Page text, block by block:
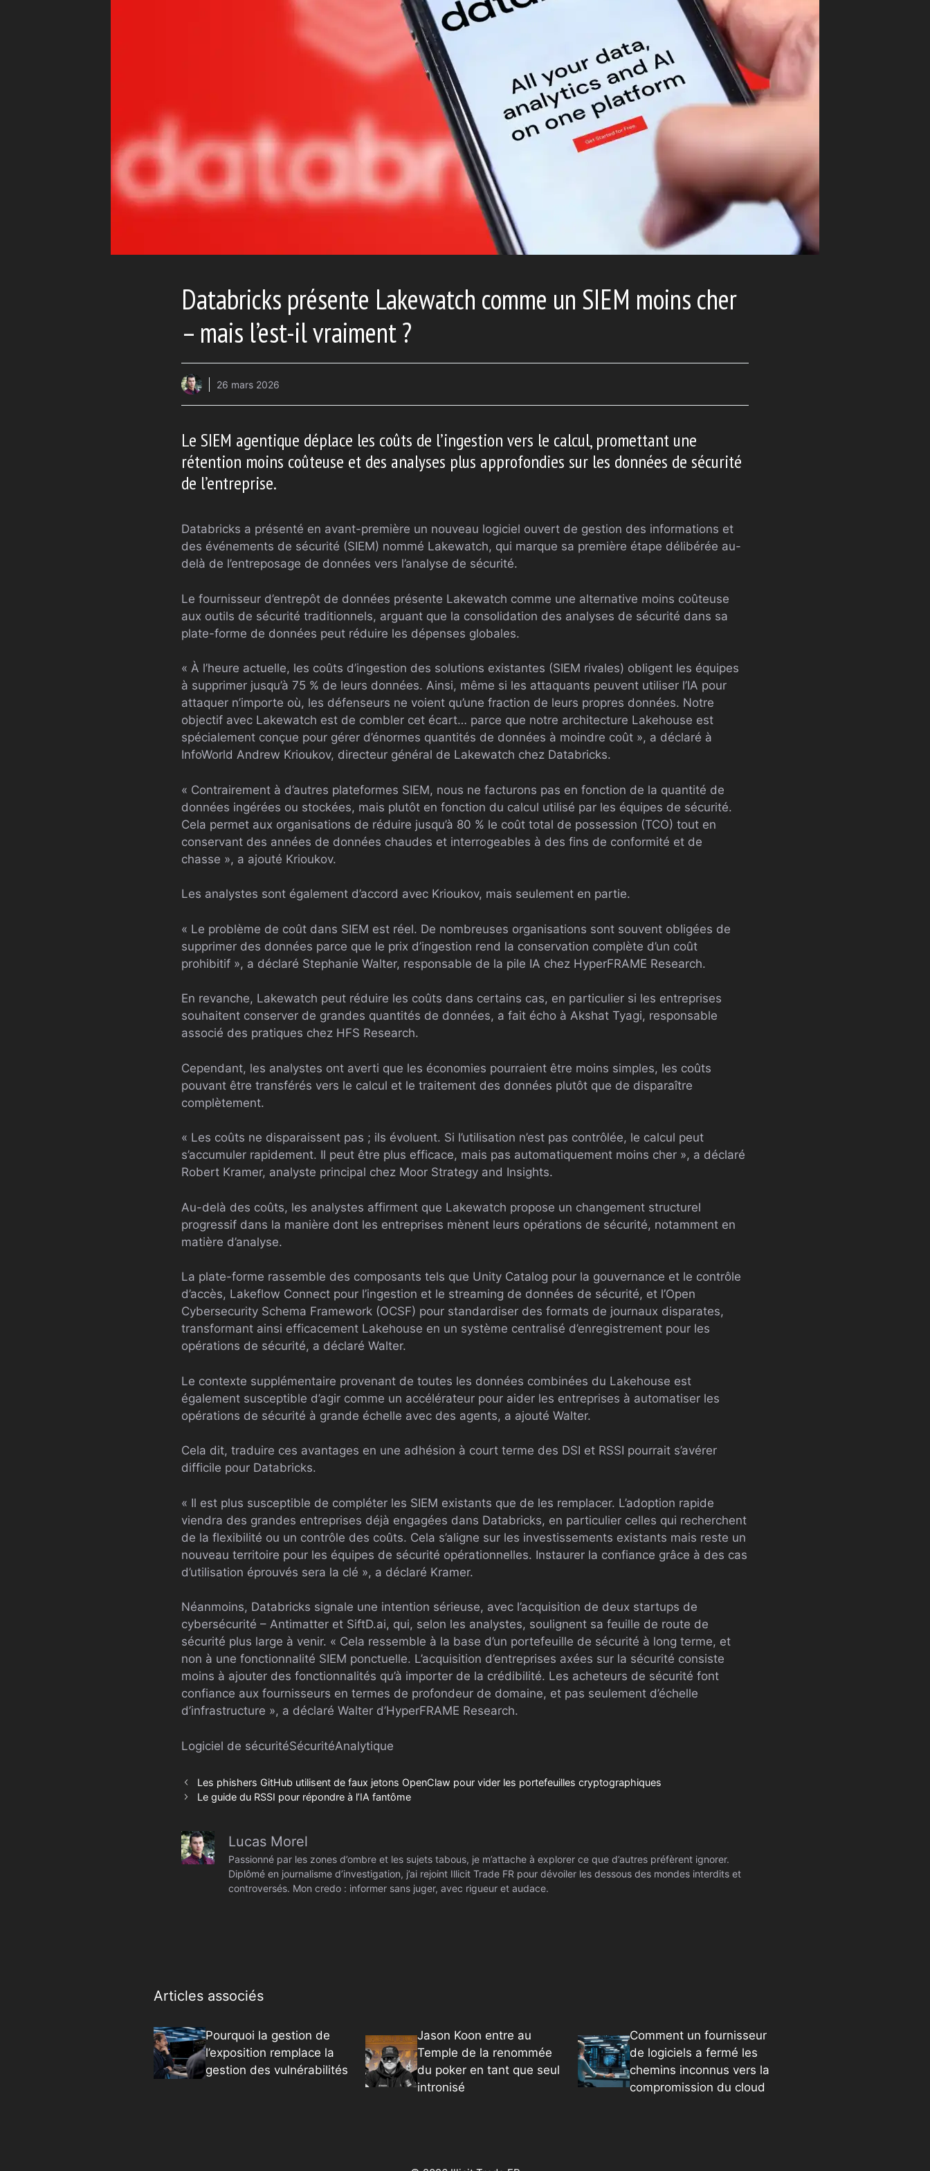
Databricks présente Lakewatch comme un SIEM moins cher
– mais l’est-il vraiment ?
26 mars 2026
Le SIEM agentique déplace les coûts de l’ingestion vers le calcul, promettant une
rétention moins coûteuse et des analyses plus approfondies sur les données de sécurité
de l’entreprise.
Databricks a présenté en avant-première un nouveau logiciel ouvert de gestion des informations et
des événements de sécurité (SIEM) nommé Lakewatch, qui marque sa première étape délibérée au-
delà de l’entreposage de données vers l’analyse de sécurité.
Le fournisseur d’entrepôt de données présente Lakewatch comme une alternative moins coûteuse
aux outils de sécurité traditionnels, arguant que la consolidation des analyses de sécurité dans sa
plate-forme de données peut réduire les dépenses globales.
« À l’heure actuelle, les coûts d’ingestion des solutions existantes (SIEM rivales) obligent les équipes
à supprimer jusqu’à 75 % de leurs données. Ainsi, même si les attaquants peuvent utiliser l’IA pour
attaquer n’importe où, les défenseurs ne voient qu’une fraction de leurs propres données. Notre
objectif avec Lakewatch est de combler cet écart… parce que notre architecture Lakehouse est
spécialement conçue pour gérer d’énormes quantités de données à moindre coût », a déclaré à
InfoWorld Andrew Krioukov, directeur général de Lakewatch chez Databricks.
« Contrairement à d’autres plateformes SIEM, nous ne facturons pas en fonction de la quantité de
données ingérées ou stockées, mais plutôt en fonction du calcul utilisé par les équipes de sécurité.
Cela permet aux organisations de réduire jusqu’à 80 % le coût total de possession (TCO) tout en
conservant des années de données chaudes et interrogeables à des fins de conformité et de
chasse », a ajouté Krioukov.
Les analystes sont également d’accord avec Krioukov, mais seulement en partie.
« Le problème de coût dans SIEM est réel. De nombreuses organisations sont souvent obligées de
supprimer des données parce que le prix d’ingestion rend la conservation complète d’un coût
prohibitif », a déclaré Stephanie Walter, responsable de la pile IA chez HyperFRAME Research.
En revanche, Lakewatch peut réduire les coûts dans certains cas, en particulier si les entreprises
souhaitent conserver de grandes quantités de données, a fait écho à Akshat Tyagi, responsable
associé des pratiques chez HFS Research.
Cependant, les analystes ont averti que les économies pourraient être moins simples, les coûts
pouvant être transférés vers le calcul et le traitement des données plutôt que de disparaître
complètement.
« Les coûts ne disparaissent pas ; ils évoluent. Si l’utilisation n’est pas contrôlée, le calcul peut
s’accumuler rapidement. Il peut être plus efficace, mais pas automatiquement moins cher », a déclaré
Robert Kramer, analyste principal chez Moor Strategy and Insights.
Au-delà des coûts, les analystes affirment que Lakewatch propose un changement structurel
progressif dans la manière dont les entreprises mènent leurs opérations de sécurité, notamment en
matière d’analyse.
La plate-forme rassemble des composants tels que Unity Catalog pour la gouvernance et le contrôle
d’accès, Lakeflow Connect pour l’ingestion et le streaming de données de sécurité, et l’Open
Cybersecurity Schema Framework (OCSF) pour standardiser des formats de journaux disparates,
transformant ainsi efficacement Lakehouse en un système centralisé d’enregistrement pour les
opérations de sécurité, a déclaré Walter.
Le contexte supplémentaire provenant de toutes les données combinées du Lakehouse est
également susceptible d’agir comme un accélérateur pour aider les entreprises à automatiser les
opérations de sécurité à grande échelle avec des agents, a ajouté Walter.
Cela dit, traduire ces avantages en une adhésion à court terme des DSI et RSSI pourrait s’avérer
difficile pour Databricks.
« Il est plus susceptible de compléter les SIEM existants que de les remplacer. L’adoption rapide
viendra des grandes entreprises déjà engagées dans Databricks, en particulier celles qui recherchent
de la flexibilité ou un contrôle des coûts. Cela s’aligne sur les investissements existants mais reste un
nouveau territoire pour les équipes de sécurité opérationnelles. Instaurer la confiance grâce à des cas
d’utilisation éprouvés sera la clé », a déclaré Kramer.
Néanmoins, Databricks signale une intention sérieuse, avec l’acquisition de deux startups de
cybersécurité – Antimatter et SiftD.ai, qui, selon les analystes, soulignent sa feuille de route de
sécurité plus large à venir. « Cela ressemble à la base d’un portefeuille de sécurité à long terme, et
non à une fonctionnalité SIEM ponctuelle. L’acquisition d’entreprises axées sur la sécurité consiste
moins à ajouter des fonctionnalités qu’à importer de la crédibilité. Les acheteurs de sécurité font
confiance aux fournisseurs en termes de profondeur de domaine, et pas seulement d’échelle
d’infrastructure », a déclaré Walter d’HyperFRAME Research.
Logiciel de sécuritéSécuritéAnalytique
Les phishers GitHub utilisent de faux jetons OpenClaw pour vider les portefeuilles cryptographiques
Le guide du RSSI pour répondre à l’IA fantôme
Lucas Morel
Passionné par les zones d’ombre et les sujets tabous, je m’attache à explorer ce que d’autres préfèrent ignorer.
Diplômé en journalisme d’investigation, j’ai rejoint Illicit Trade FR pour dévoiler les dessous des mondes interdits et
controversés. Mon credo : informer sans juger, avec rigueur et audace.
Articles associés
Pourquoi la gestion de
l’exposition remplace la
gestion des vulnérabilités
Jason Koon entre au
Temple de la renommée
du poker en tant que seul
intronisé
Comment un fournisseur
de logiciels a fermé les
chemins inconnus vers la
compromission du cloud